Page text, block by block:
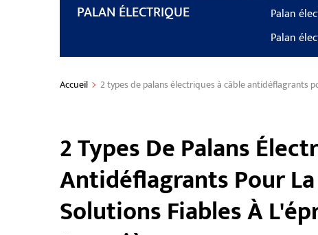
PALAN ÉLECTRIQUE Palan
Palan
Accueil 2 types de palans électriques à câble antidéflagrants
2 Types De Palans
Antidéflagrants Pour
Solutions Fiables À